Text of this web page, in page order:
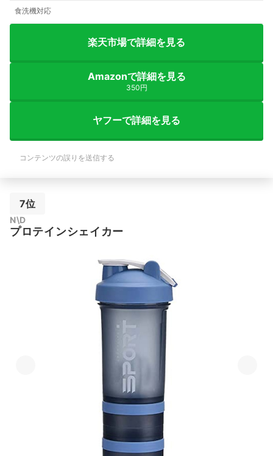
食洗機対応
楽天市場で詳細を見る
Amazonで詳細を見る
350円
ヤフーで詳細を見る
コンテンツの誤りを送信する
7位
N\D
プロテインシェイカー